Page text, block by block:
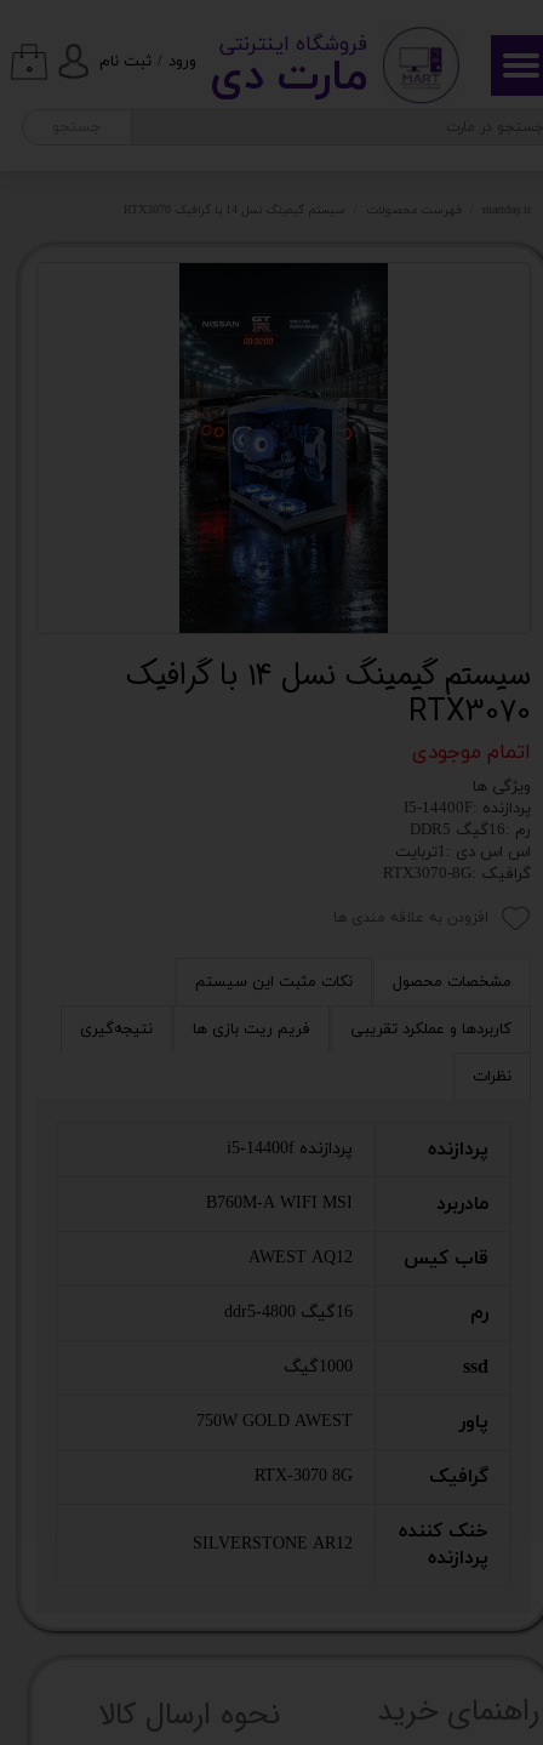
ورود / ثبت نام
حساب کاربری من
تغییر گذر واژه
خروج از حساب کاربری
۰ مارت دی​​​​​​
​ ​فروشگاه اینترنتی
martday.ir فهرست محصولات سیستم گیمینگ نسل 14 با گرافیک RTX3070
سیستم گیمینگ نسل 14 با گرافیک
RTX3070
اتمام موجودی
ویژگی ها
پردازنده :I5-14400F
رم :16گیگ DDR5
اس اس دی :1تربایت
گرافیک :RTX3070-8G
افزودن به علاقه مندی ها
مشخصات محصول نکات مثبت این سیستم
کاربردها و عملکرد تقریبی فریم ریت بازی ها نتیجه‌گیری
نظرات
پردازنده پردازنده i5-14400f
مادربرد B760M-A WIFI MSI
قاب کیس AWEST AQ12
رم 16گیگ ddr5-4800
ssd 1000گیگ
پاور 750W GOLD AWEST
گرافیک RTX-3070 8G
خنک کننده
پردازنده
SILVERSTONE AR12
راهنما​​​​​​​​​​​​​​ی خرید نحوه ارسال کالا